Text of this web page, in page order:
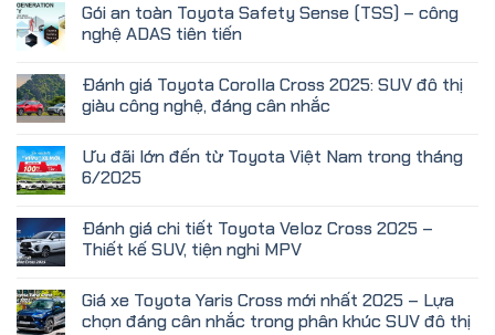
Gói an toàn Toyota Safety Sense (TSS) – công
nghệ ADAS tiên tiến
Đánh giá Toyota Corolla Cross 2025: SUV đô thị
giàu công nghệ, đáng cân nhắc
Ưu đãi lớn đến từ Toyota Việt Nam trong tháng
6/2025
Đánh giá chi tiết Toyota Veloz Cross 2025 –
Thiết kế SUV, tiện nghi MPV
Giá xe Toyota Yaris Cross mới nhất 2025 – Lựa
chọn đáng cân nhắc trong phân khúc SUV đô thị